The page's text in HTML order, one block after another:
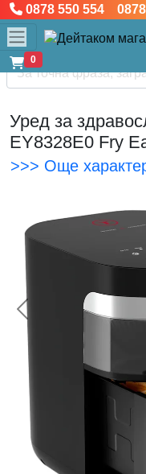
0878 550 554
0
Уред за
EY8328E0 Fry
>>> Още
<< Предишна